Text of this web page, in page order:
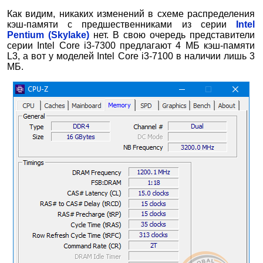
Как видим, никаких изменений в схеме распределения
кэш-памяти с предшественниками из серии
Intel
Pentium (Skylake) нет. В свою очередь представители
серии Intel Core i3-7300 предлагают 4 МБ кэш-памяти
L3, а вот у моделей Intel Core i3-7100 в наличии лишь 3
МБ.